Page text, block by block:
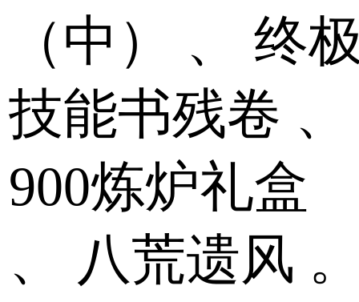
（中） 、 终
技能书残卷 、
900炼炉礼盒
、
八荒遗风